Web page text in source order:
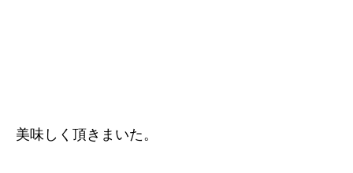
美味しく頂きまいた。